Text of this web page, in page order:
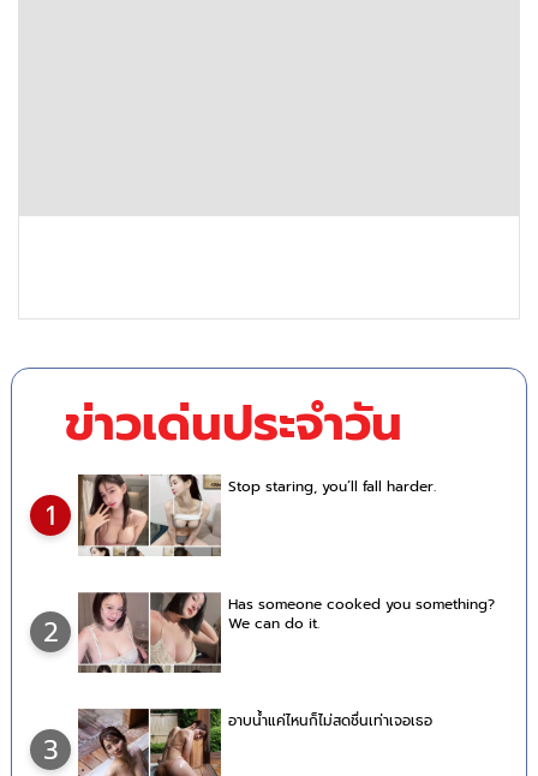
ข่าวเด่นประจำวัน
1
Stop staring, you’ll fall harder.
2
Has someone cooked you something?
We can do it.
3
อาบน้ำแค่ไหนก็ไม่สดชื่นเท่าเจอเธอ